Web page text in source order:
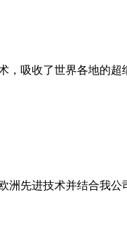
吸收了世界各地的
先进技术并结合我